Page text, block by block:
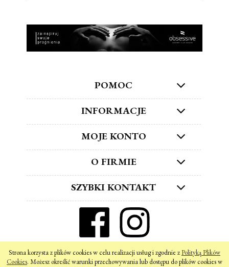
Strona korzysta z plików cookies w celu realizacji usług i zgodnie zPolityką Plików
Cookies. Możesz określić warunki przechowywania lub dostępu do plików cookies w
POMOC
INFORMACJE
MOJE KONTO
O FIRMIE
SZYBKI KONTAKT
pokaż pełną wersję strony